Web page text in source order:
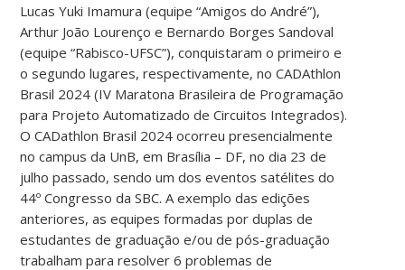
Lucas Yuki Imamura (equipe “Amigos do André”),
Arthur João Lourenço e Bernardo Borges Sandoval
(equipe “Rabisco-UFSC”), conquistaram o primeiro e
o segundo lugares, respectivamente, no CADAthlon
Brasil 2024 (IV Maratona Brasileira de Programação
para Projeto Automatizado de Circuitos Integrados).
O CADathlon Brasil 2024 ocorreu presencialmente
no campus da UnB, em Brasília – DF, no dia 23 de
julho passado, sendo um dos eventos satélites do
44º Congresso da SBC. A exemplo das edições
anteriores, as equipes formadas por duplas de
estudantes de graduação e/ou de pós-graduação
trabalham para resolver 6 problemas de